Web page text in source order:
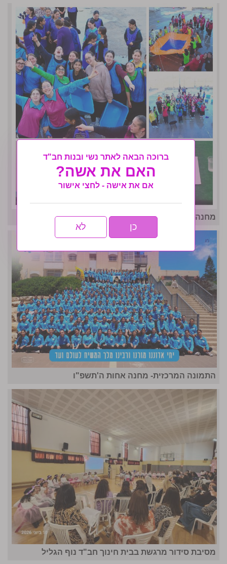
מחנה אחות תשפו- לו״ז גאולתי
התמונה המרכזית- מחנה אחות ה'תשפ"ו
מסיבת סידור מרגשת בבית חינוך חב"ד נוף הגליל
ברוכה הבאה לאתר נשי ובנות חב"ד
האם את אשה?
אם את אישה - לחצי אישור
כן לא